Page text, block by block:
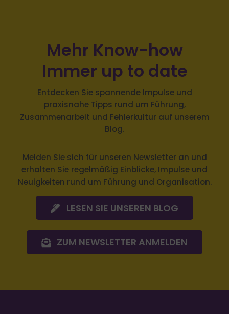
Mehr Know-how
Immer up to date
Entdecken Sie spannende Impulse und
praxisnahe Tipps rund um Führung,
Zusammenarbeit und Fehlerkultur auf unserem
Blog.
Melden Sie sich für unseren Newsletter an und
erhalten Sie regelmäßig Einblicke, Impulse und
Neuigkeiten rund um Führung und Organisation.
LESEN SIE UNSEREN BLOG
ZUM NEWSLETTER ANMELDEN